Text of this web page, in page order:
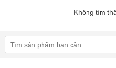
Không tìm